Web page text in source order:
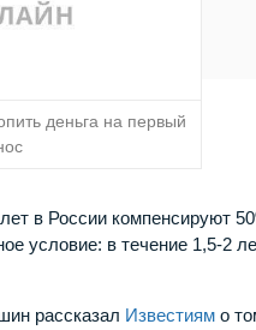
деньга на первый
в России компенсируют
условие: в течение 1,5-2
рассказал Известиям о